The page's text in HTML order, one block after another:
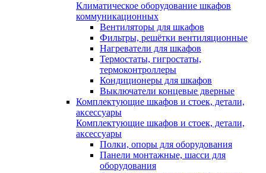
Климатическое оборудование шкафов
коммуникационных
Вентиляторы для шкафов
Фильтры, решётки вентиляционные
Нагреватели для шкафов
Термостаты, гигростаты,
термоконтроллеры
Кондиционеры для шкафов
Выключатели концевые дверные
Комплектующие шкафов и стоек, детали,
аксессуары
Комплектующие шкафов и стоек, детали,
аксессуары
Полки, опоры для оборудования
Панели монтажные, шасси для
оборудования